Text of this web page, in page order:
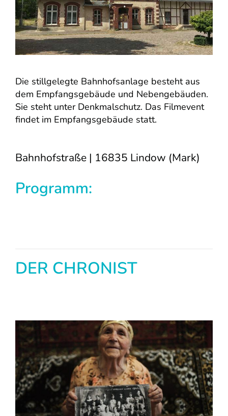
Die stillgelegte Bahnhofsanlage besteht aus
dem Empfangsgebäude und Nebengebäuden.
Sie steht unter Denkmalschutz. Das Filmevent
findet im Empfangsgebäude statt.
Bahnhofstraße | 16835 Lindow (Mark)
Programm:
DER CHRONIST